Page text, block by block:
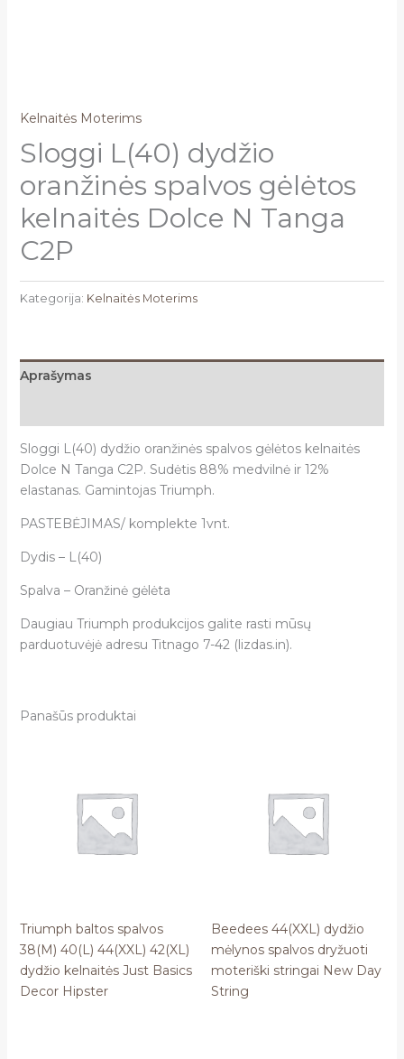
Kelnaitės Moterims
Sloggi L(40) dydžio
oranžinės spalvos gėlėtos
kelnaitės Dolce N Tanga
C2P
Kategorija: Kelnaitės Moterims
Aprašymas
Sloggi L(40) dydžio oranžinės spalvos gėlėtos kelnaitės
Dolce N Tanga C2P. Sudėtis 88% medvilnė ir 12%
elastanas. Gamintojas Triumph.
PASTEBĖJIMAS/ komplekte 1vnt.
Dydis – L(40)
Spalva – Oranžinė gėlėta
Daugiau Triumph produkcijos galite rasti mūsų
parduotuvėjė adresu Titnago 7-42 (lizdas.in).
Panašūs produktai
Triumph baltos spalvos
38(M) 40(L) 44(XXL) 42(XL)
dydžio kelnaitės Just Basics
Decor Hipster
Beedees 44(XXL) dydžio
mėlynos spalvos dryžuoti
moteriški stringai New Day
String